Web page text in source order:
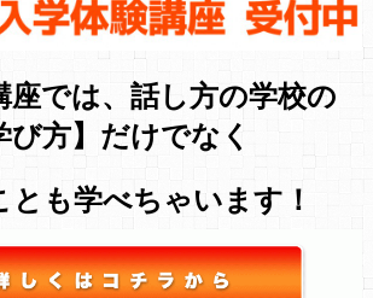
座では、話し方の学校の
び方】だけでなく
とも学べちゃいます！